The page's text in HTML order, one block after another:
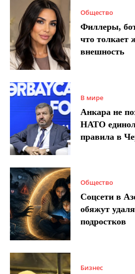
Общество
Филлеры,
что толкает
внешность
В мире
Анкара не
НАТО
правила в
Общество
Соцсети в
обяжут
подростков
Бизнес